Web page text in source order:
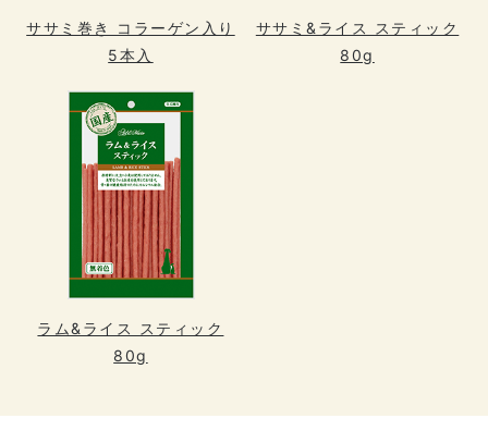
ササミ巻き コラーゲン入り
5本入
ササミ&ライス スティック
80g
ラム&ライス スティック
80g